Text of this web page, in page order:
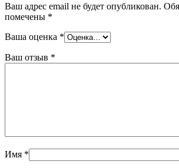
Ваш адрес email не будет опубликован.
помечены *
Ваша оценка *
Ваш отзыв *
Имя *